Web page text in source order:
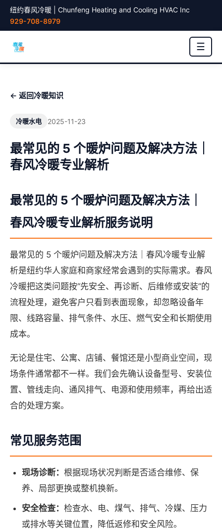
纽约春风冷暖 | Chunfeng Heating and Cooling HVAC Inc
929-708-8979
☰
← 返回冷暖知识
冷暖水电 2025-11-23
最常见的 5 个暖炉问题及解决方法｜
春风冷暖专业解析
最常见的 5 个暖炉问题及解决方法｜
春风冷暖专业解析服务说明
最常见的 5 个暖炉问题及解决方法｜春风冷暖专业解
析是纽约华人家庭和商家经常会遇到的实际需求。春风
冷暖把这类问题按“先安全、再诊断、后维修或安装”的
流程处理，避免客户只看到表面现象，却忽略设备年
限、线路容量、排气条件、水压、燃气安全和长期使用
成本。
无论是住宅、公寓、店铺、餐馆还是小型商业空间，现
场条件通常都不一样。我们会先确认设备型号、安装位
置、管线走向、通风排气、电源和使用频率，再给出适
合的处理方案。
常见服务范围
现场诊断： 根据现场状况判断是否适合维修、保
养、局部更换或整机换新。
安全检查： 检查水、电、煤气、排气、冷媒、压力
或排水等关键位置，降低返修和安全风险。